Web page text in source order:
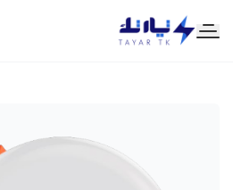
تيار تك إنارة وكهرباء